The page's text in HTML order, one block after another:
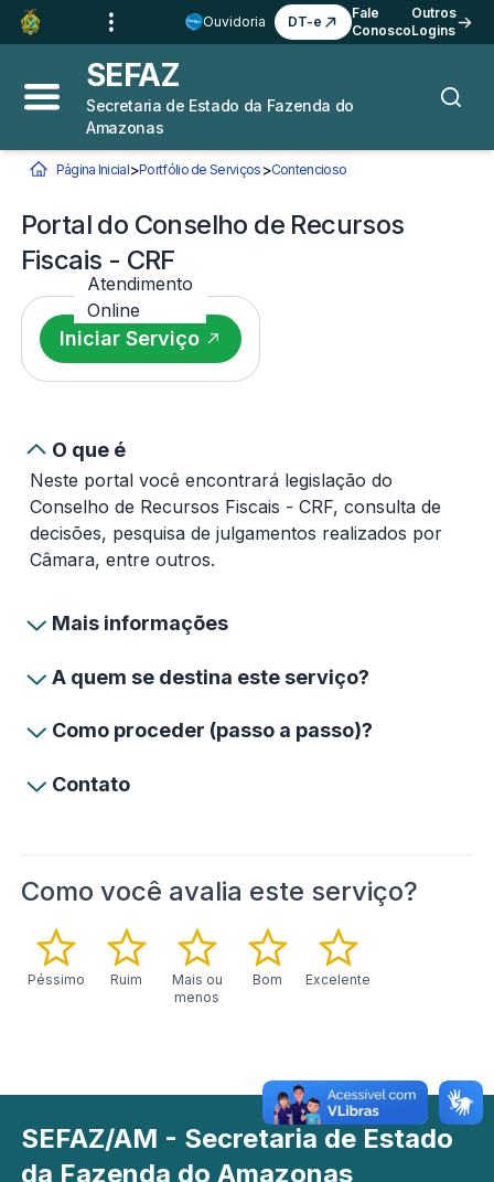
Ir para o
Conteúdo
Ir para a
Navegação 3
Ir para o
Rodapé 4
Ouvidoria DT-e
Fale
Conosco
Outros
Logins
Abrir menu principal
SEFAZ
Secretaria de Estado da Fazenda do
Amazonas
Você está aqui:
Página Inicial>Portfólio de Serviços >ContenciosoPortal do Conselho de
Portal do Conselho de Recursos
Fiscais - CRF
Atendimento
Online
Iniciar Serviço
O que é
Neste portal você encontrará legislação do
Conselho de Recursos Fiscais - CRF, consulta de
decisões, pesquisa de julgamentos realizados por
Câmara, entre outros.
Mais informações
A quem se destina este serviço?
Como proceder (passo a passo)?
Contato
Como você avalia este serviço?
Péssimo Ruim
Mais ou
menos
Bom Excelente
SEFAZ/AM - Secretaria de Estado
da Fazenda do Amazonas